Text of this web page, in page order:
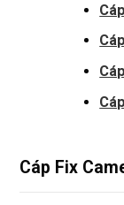
Cáp Fix